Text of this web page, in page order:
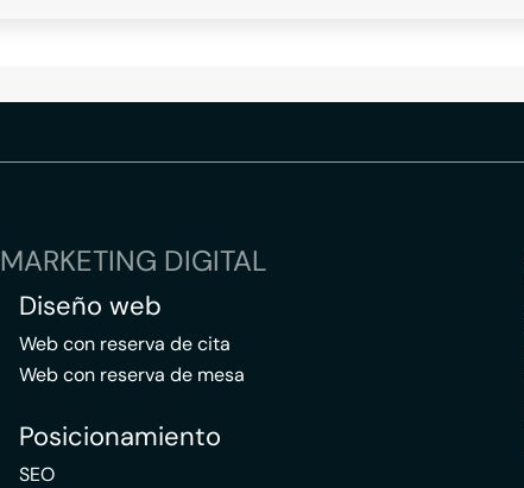
MARKETING DIGITAL
Diseño web
Web con reserva de cita
Web con reserva de mesa
Posicionamiento
SEO